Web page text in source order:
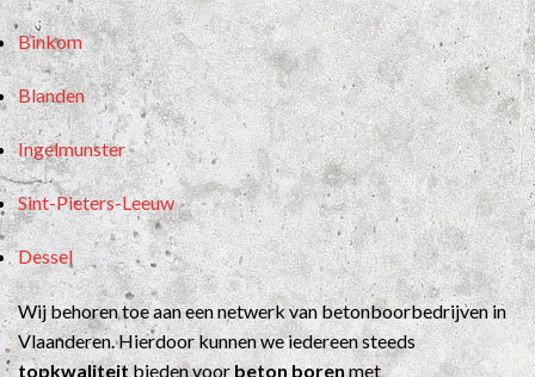
Binkom
Blanden
Ingelmunster
Sint-Pieters-Leeuw
Dessel
Wij behoren toe aan een netwerk van betonboorbedrijven in
Vlaanderen. Hierdoor kunnen we iedereen steeds
topkwaliteitbieden voorbeton borenmet